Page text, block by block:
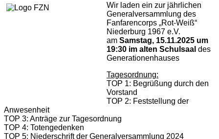
Wir laden ein zur jährlichen
Generalversammlung des
Fanfarencorps „Rot-Weiß“
Niederburg 1967 e.V.
am Samstag, 15.11.2025 um
19:30 im alten Schulsaal des
Generationenhauses
Tagesordnung:
TOP 1: Begrüßung durch den
Vorstand
TOP 2: Feststellung der
Anwesenheit
TOP 3: Anträge zur Tagesordnung
TOP 4: Totengedenken
TOP 5: Niederschrift der Generalversammlung 2024